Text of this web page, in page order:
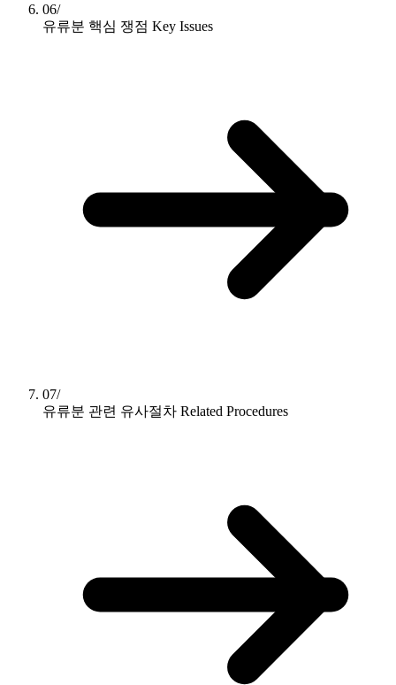
06/
유류분 핵심 쟁점 Key Issues
07/
유류분 관련 유사절차 Related Procedures